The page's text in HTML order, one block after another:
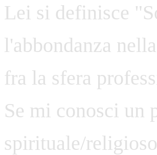
Lei si definisce
l'abbondanza
fra la sfera
Se mi conosci un
spirituale/